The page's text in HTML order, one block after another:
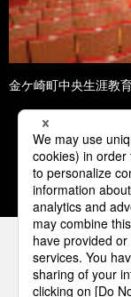
金ケ崎町中央生涯教
1
パナソニ